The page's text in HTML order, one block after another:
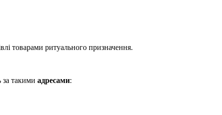
товарами ритуального призначення.
такими адресами: